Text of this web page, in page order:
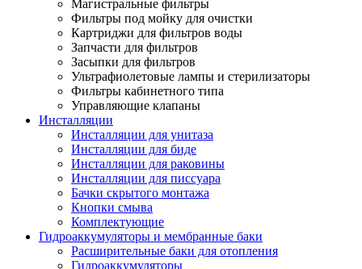
Магистральные фильтры
Фильтры под мойку для очистки
Картриджи для фильтров воды
Запчасти для фильтров
Засыпки для фильтров
Ультрафиолетовые лампы и стерилизаторы
Фильтры кабинетного типа
Управляющие клапаны
Инсталляции
Инсталляции для унитаза
Инсталляции для биде
Инсталляции для раковины
Инсталляции для писсуара
Бачки скрытого монтажа
Кнопки смыва
Комплектующие
Гидроаккумуляторы и мембранные баки
Расширительные баки для отопления
Гидроаккумуляторы